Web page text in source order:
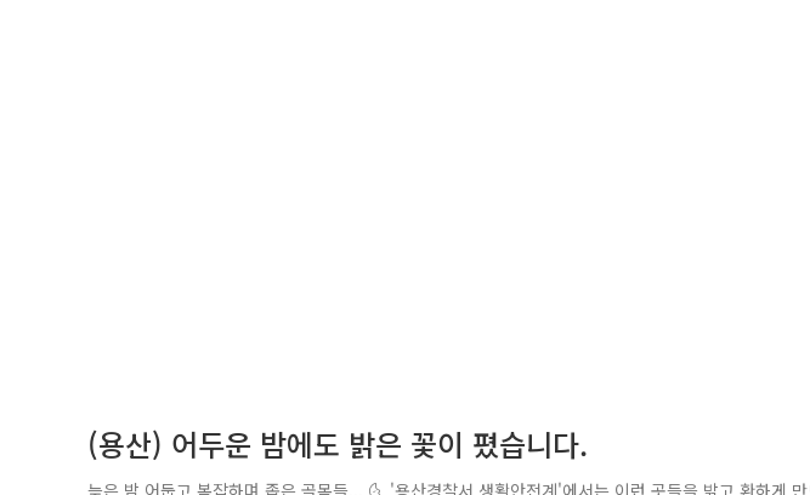
(용산) 어두운 밤에도 밝은 꽃이 폈습니다.
늦은 밤 어둡고 복잡하며 좁은 골목들... 🌜 '용산경찰서 생활안전계'에서는 이런 곳들을 밝고 환하게